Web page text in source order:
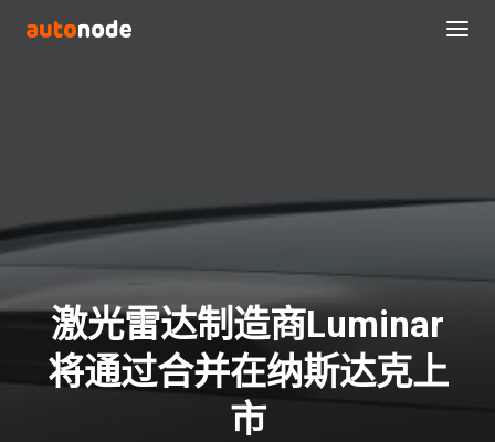
Search
激光雷达制造商Luminar
将通过合并在纳斯达克上
市